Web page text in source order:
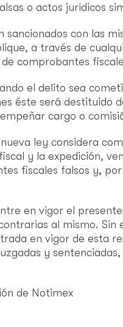
o actos jurídicos
sancionados con las
a través de
comprobantes
el delito sea
éste será destituido
cargo o
ley considera
y la expedición,
fiscales falsos y,
en vigor el
al mismo.
en vigor de esta
y
de Notimex